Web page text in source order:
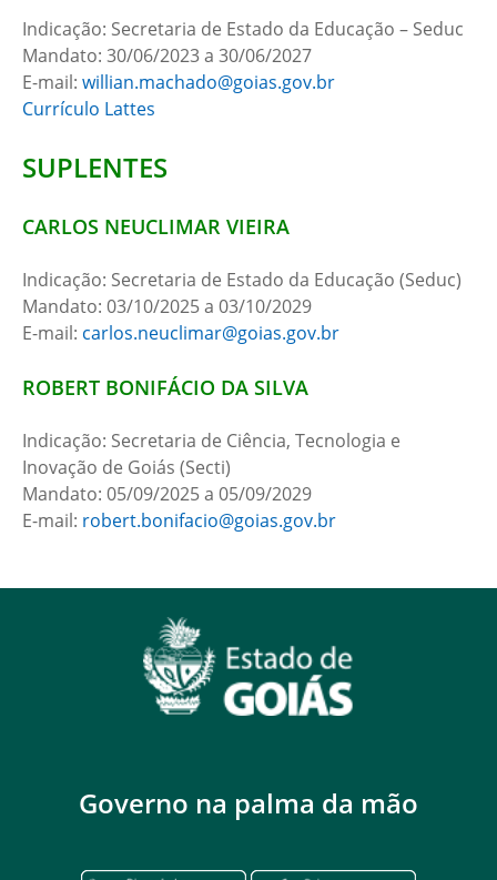
Indicação: Secretaria de Estado da Educação – Seduc
Mandato: 30/06/2023 a 30/06/2027
E-mail: willian.machado@goias.gov.br
Currículo Lattes
SUPLENTES
CARLOS NEUCLIMAR VIEIRA
Indicação: Secretaria de Estado da Educação (Seduc)
Mandato: 03/10/2025 a 03/10/2029
E-mail: carlos.neuclimar@goias.gov.br
ROBERT BONIFÁCIO DA SILVA
Indicação: Secretaria de Ciência, Tecnologia e
Inovação de Goiás (Secti)
Mandato: 05/09/2025 a 05/09/2029
E-mail: robert.bonifacio@goias.gov.br
Governo na palma da mão